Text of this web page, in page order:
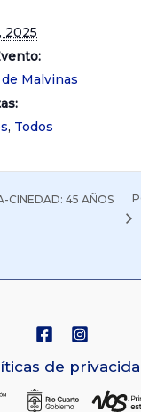
2025
Malvinas
, Todos
CINEDAD: 45 AÑOS
de